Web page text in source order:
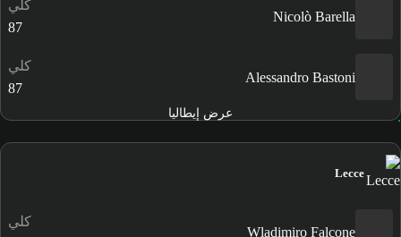
Nicolò Barella
كلي
87
Alessandro Bastoni
كلي
87
عرض إيطاليا
Lecce
Wladimiro Falcone
كلي